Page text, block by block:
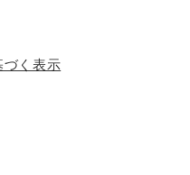
づく表示